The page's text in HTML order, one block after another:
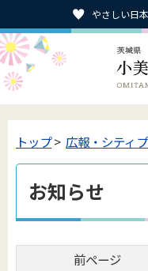
やさしい日
トップ> 広報・シティ
お知らせ
前ページ